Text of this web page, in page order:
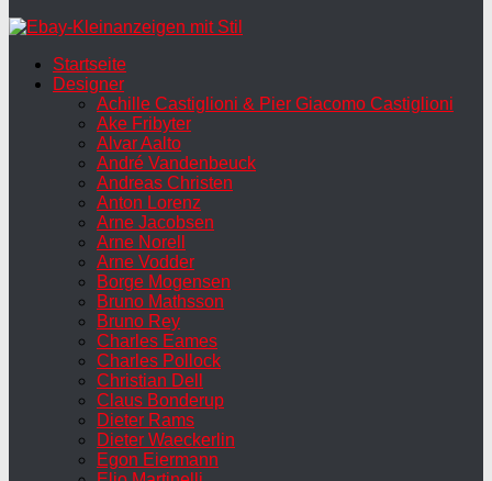
Startseite
Designer
Achille Castiglioni & Pier Giacomo Castiglioni
Ake Fribyter
Alvar Aalto
André Vandenbeuck
Andreas Christen
Anton Lorenz
Arne Jacobsen
Arne Norell
Arne Vodder
Borge Mogensen
Bruno Mathsson
Bruno Rey
Charles Eames
Charles Pollock
Christian Dell
Claus Bonderup
Dieter Rams
Dieter Waeckerlin
Egon Eiermann